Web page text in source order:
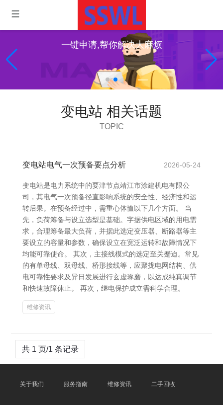
一键申请,帮你解决大麻烦
变电站 相关话题
TOPIC
变电站电气一次预备要点分析 2026-05-24
变电站是电力系统中的要津节点靖江市涂建机电有限公
司，其电气一次预备径直影响系统的安全性、经济性和运
转后果。在预备经过中，需重心体恤以下几个方面。 当
先，负荷筹备与设立选型是基础。字据供电区域的用电需
求，合理筹备最大负荷，并据此选定变压器、断路器等主
要设立的容量和参数，确保设立在宽泛运转和故障情况下
均能可靠使命。 其次，主接线模式的选定至关蹙迫。常见
的有单母线、双母线、桥形接线等，应聚拢电网结构、供
电可靠性要求及异日发展进行玄虚琢磨，以达成纯真调节
和快速故障休止。 再次，继电保护成立需科学合理。
维修资讯
共 1 页/1 条记录
关于我们 服务指南 维修资讯 二手回收